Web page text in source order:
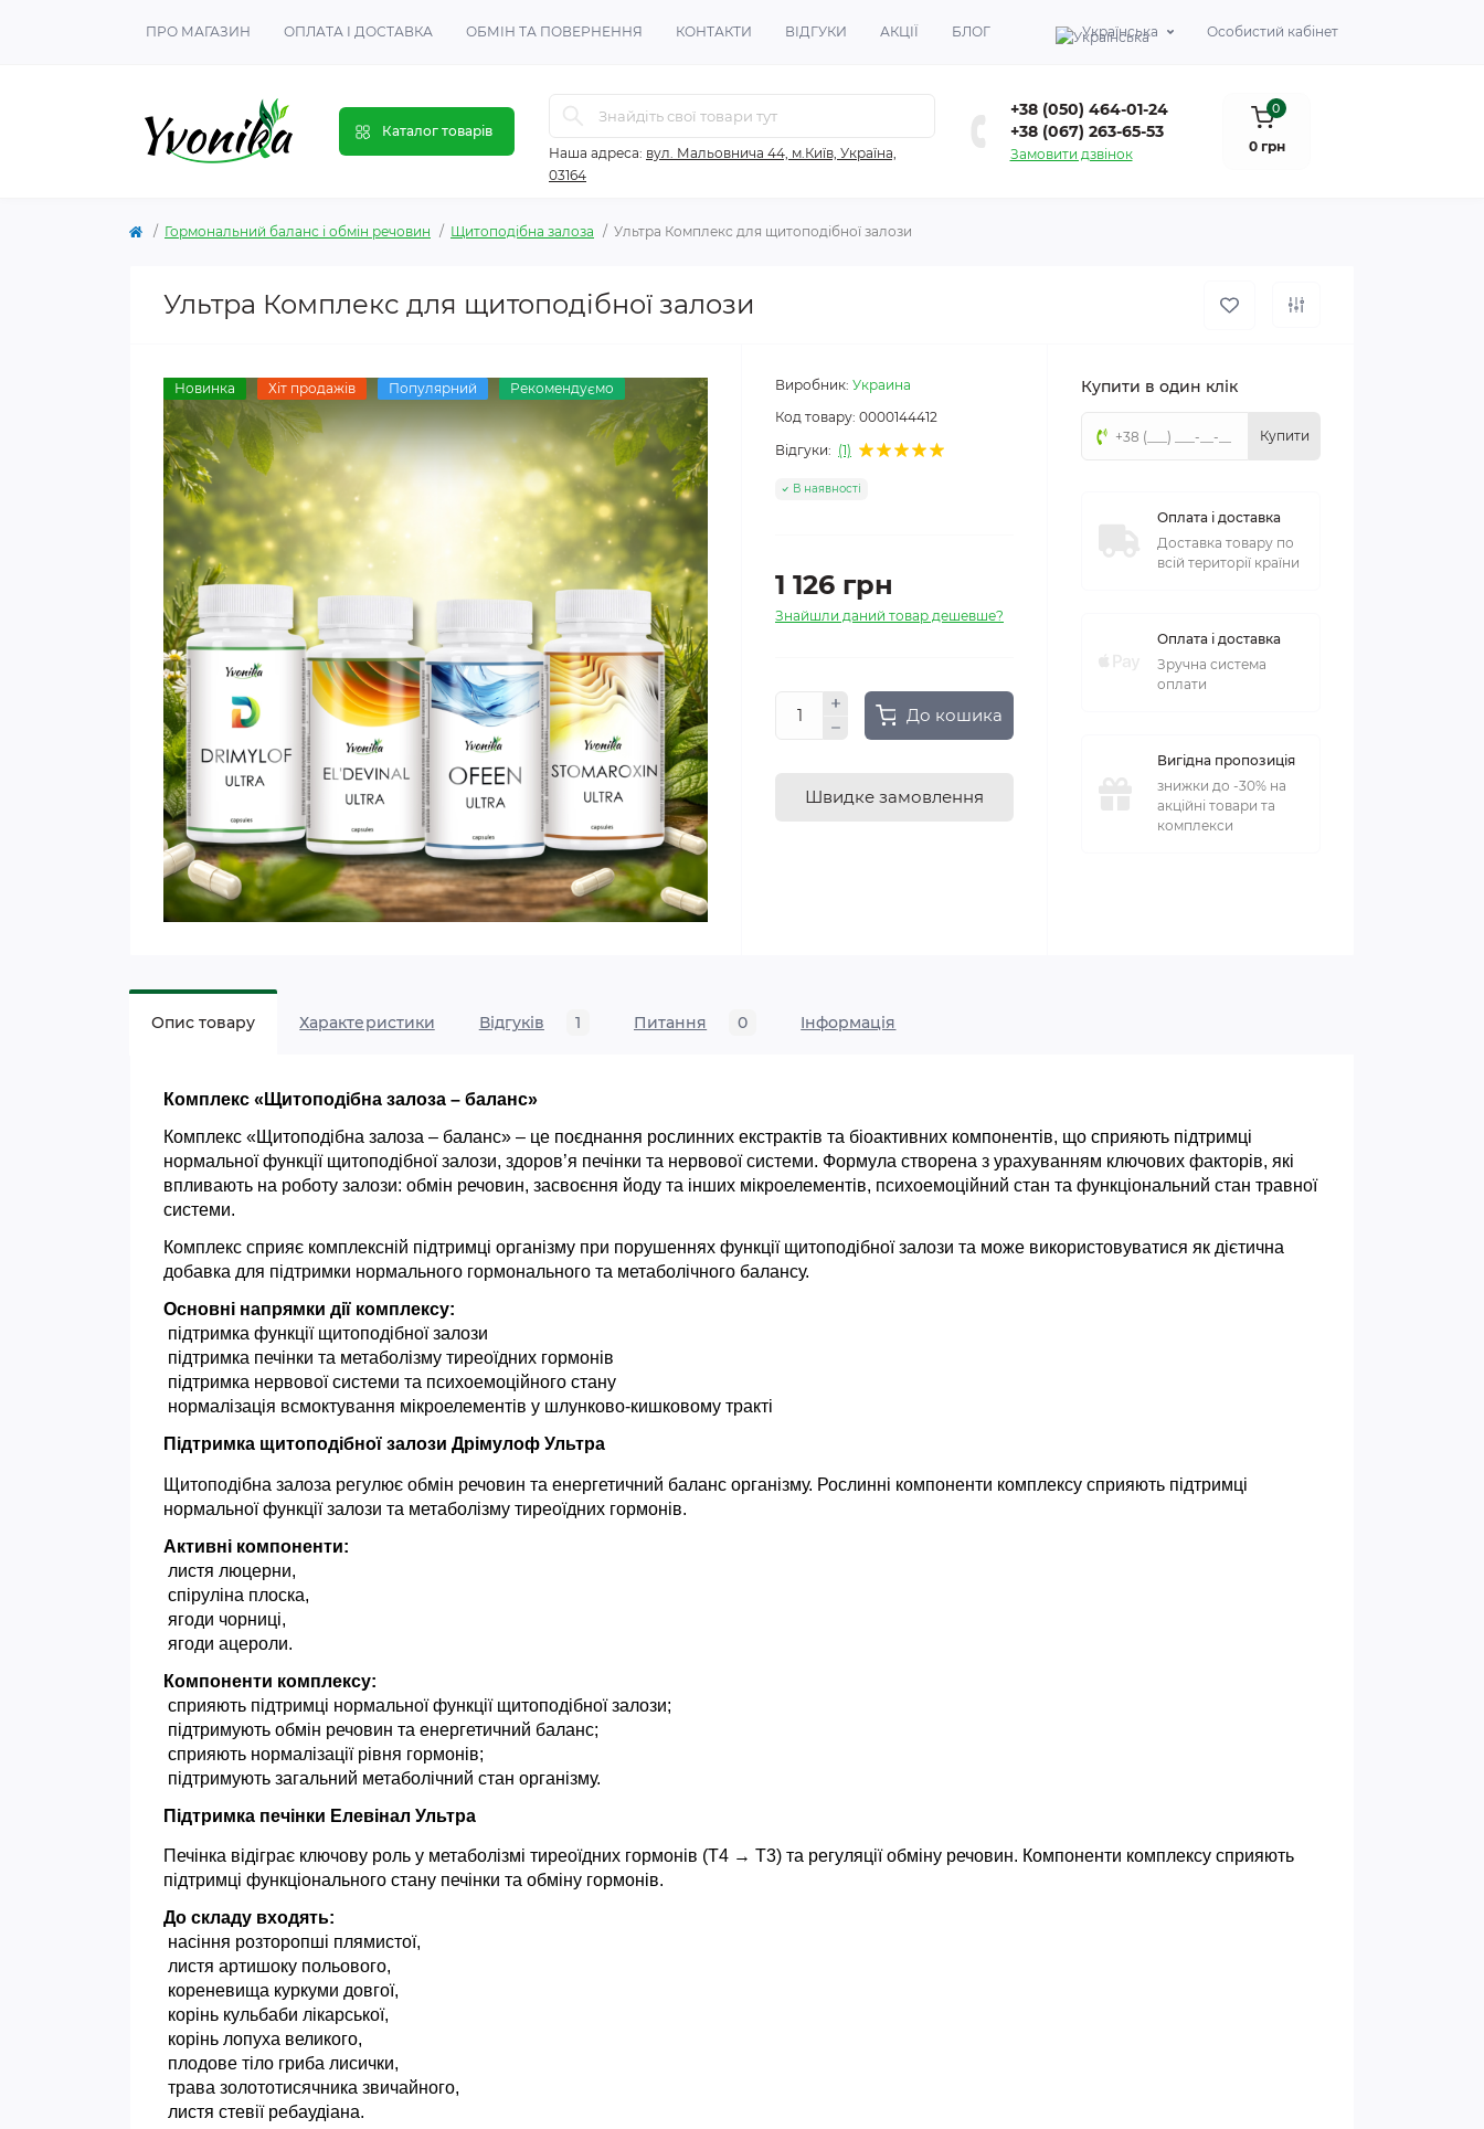
ПРО МАГАЗИН ОПЛАТА І ДОСТАВКА ОБМІН ТА ПОВЕРНЕННЯ КОНТАКТИ ВІДГУКИ АКЦІЇ БЛОГ Українська Особистий кабінет
Каталог товарів
Наша адреса: вул. Мальовнича 44, м.Київ, Україна,
03164
+38 (050) 464-01-24
+38 (067) 263-65-53
Замовити дзвінок
0
0 грн
Гормональний баланс і обмін речовин Щитоподібна залоза Ультра Комплекс для щитоподібної залози
Ультра Комплекс для щитоподібної залози
Новинка Хіт продажів Популярний Рекомендуємо Виробник: Украина
Код товару: 0000144412
Відгуки: (1)
В наявності
1 126 грн
Знайшли даний товар дешевше?
До кошика
Швидке замовлення
Купити в один клік
Купити
Оплата і доставка
Доставка товару по
всій території країни
Оплата і доставка
Зручна система
оплати
Вигідна пропозиція
знижки до -30% на
акційні товари та
комплекси
Опис товару Характеристики Відгуків 1 Питання 0 Iнформація
Комплекс «Щитоподібна залоза – баланс»
Комплекс «Щитоподібна залоза – баланс» – це поєднання рослинних екстрактів та біоактивних компонентів, що сприяють підтримці
нормальної функції щитоподібної залози, здоров’я печінки та нервової системи. Формула створена з урахуванням ключових факторів, які
впливають на роботу залози: обмін речовин, засвоєння йоду та інших мікроелементів, психоемоційний стан та функціональний стан травної
системи.
Комплекс сприяє комплексній підтримці організму при порушеннях функції щитоподібної залози та може використовуватися як дієтична
добавка для підтримки нормального гормонального та метаболічного балансу.
Основні напрямки дії комплексу:
підтримка функції щитоподібної залози
підтримка печінки та метаболізму тиреоїдних гормонів
підтримка нервової системи та психоемоційного стану
нормалізація всмоктування мікроелементів у шлунково-кишковому тракті
Підтримка щитоподібної залози Дрімулоф Ультра
Щитоподібна залоза регулює обмін речовин та енергетичний баланс організму. Рослинні компоненти комплексу сприяють підтримці
нормальної функції залози та метаболізму тиреоїдних гормонів.
Активні компоненти:
листя люцерни,
спіруліна плоска,
ягоди чорниці,
ягоди ацероли.
Компоненти комплексу:
сприяють підтримці нормальної функції щитоподібної залози;
підтримують обмін речовин та енергетичний баланс;
сприяють нормалізації рівня гормонів;
підтримують загальний метаболічний стан організму.
Підтримка печінки Елевінал Ультра
Печінка відіграє ключову роль у метаболізмі тиреоїдних гормонів (T4 → T3) та регуляції обміну речовин. Компоненти комплексу сприяють
підтримці функціонального стану печінки та обміну гормонів.
До складу входять:
насіння розторопші плямистої,
листя артишоку польового,
кореневища куркуми довгої,
корінь кульбаби лікарської,
корінь лопуха великого,
плодове тіло гриба лисички,
трава золототисячника звичайного,
листя стевії ребаудіана.